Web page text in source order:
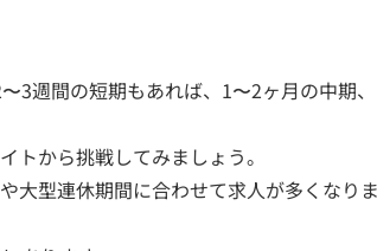
3週間の短期もあれば、1〜2ヶ月の中期、
トから挑戦してみましょう。
大型連休期間に合わせて求人が多くなり